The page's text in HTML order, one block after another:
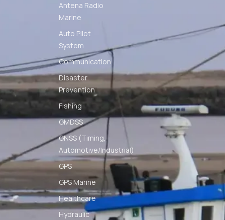
Antena Radio
Marine
Auto Pilot
System
Communication
Disaster
Prevention
Fishing
GMDSS
GNSS (Timing,
Automotive/Industrial)
GPS
GPS Marine
Healthcare
Hydraulic